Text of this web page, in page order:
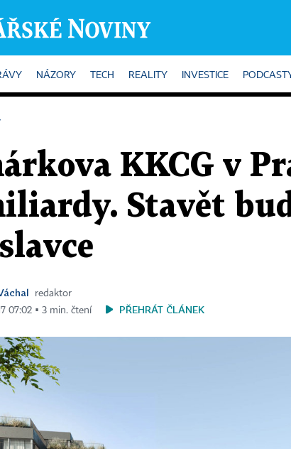
NÁZORY TECH REALITY INVESTICE
KKCG v
Stavět
redaktor
07:02 ▪ 3 min. čtení
PŘEHRÁT ČLÁNEK